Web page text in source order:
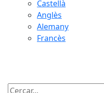
Castellà
Anglès
Alemany
Francès